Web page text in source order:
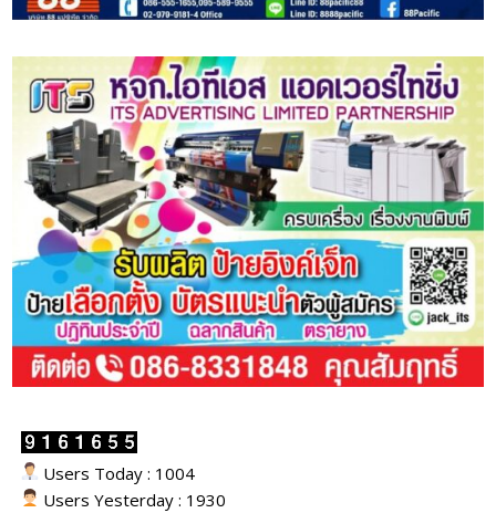
Users Today : 1004
Users Yesterday : 1930